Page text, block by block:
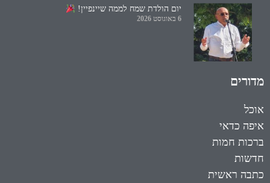
יום הולדת שמח לממה שיינפיין!
6 באוגוסט 2026
מדורים
אוכל
איפה כדאי
ברכות חמות
חדשות
כתבה ראשית